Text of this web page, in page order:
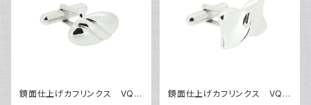
鏡面仕上げカフリンクス VQC
鏡面仕上げカフリンクス VQC